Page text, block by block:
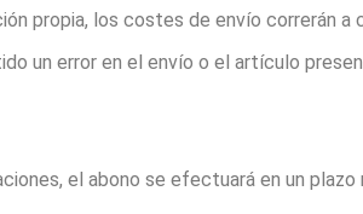
propia, los costes de envío correrán a
un error en el envío o el artículo
el abono se efectuará en un plazo